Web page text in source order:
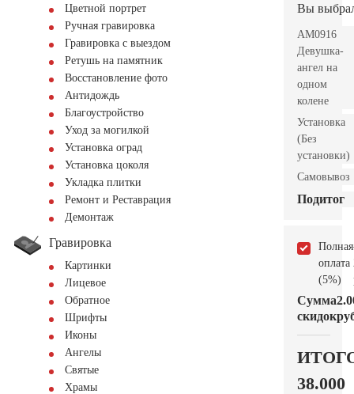
Цветной портрет
Ручная гравировка
Гравировка с выездом
Ретушь на памятник
Восстановление фото
Антидождь
Благоустройство
Уход за могилкой
Установка оград
Установка цоколя
Укладка плитки
Ремонт и Реставрация
Демонтаж
Гравировка
Картинки
Лицевое
Обратное
Шрифты
Иконы
Ангелы
Святые
Храмы
Вы
AM0916
Девушка-
ангел на
одном
колене
Установка
(Без
установки)
Самовывоз
Подитог
Полная
оплата
(5%)
Сумма
скидок
38.000